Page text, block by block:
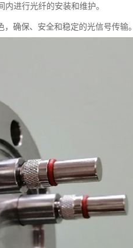
进行光纤的安装和维护。
确保、安全和稳定的光信号传输。